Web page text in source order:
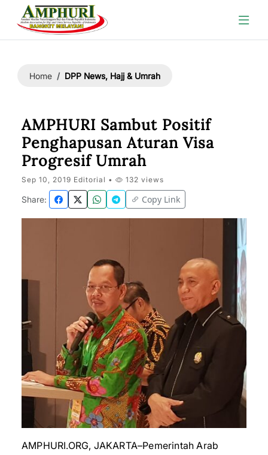
Home DPP News, Hajj & Umrah
AMPHURI Sambut Positif
Penghapusan Aturan Visa
Progresif Umrah
Sep 10, 2019 Editorial • 132 views
Share: Copy Link
AMPHURI.ORG, JAKARTA–Pemerintah Arab